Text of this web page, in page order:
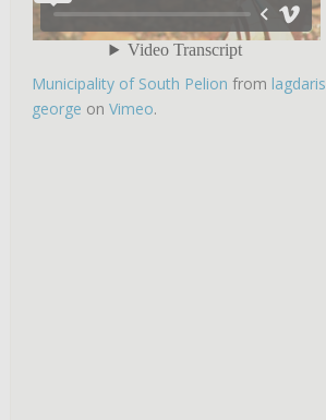
Municipality of South Pelion from lagdaris
george on Vimeo.